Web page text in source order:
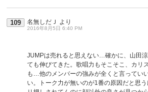
109 名無しだＪ より
2016年8月5日 6:40 PM
JUMPは売れると思えない…確かに、山田
ても伸びてきた。歌唱力もそこそこ、カリ
も…他のメンバーの強みが全くと言ってい
い。トーク力が無いのが1番の原因だと思